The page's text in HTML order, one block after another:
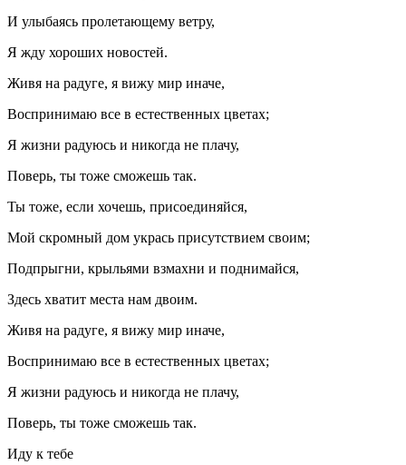
И улыбаясь пролетающему ветру,
Я жду хороших новостей.
Живя на радуге, я вижу мир иначе,
Воспринимаю все в естественных цветах;
Я жизни радуюсь и никогда не плачу,
Поверь, ты тоже сможешь так.
Ты тоже, если хочешь, присоединяйся,
Мой скромный дом укрась присутствием своим;
Подпрыгни, крыльями взмахни и поднимайся,
Здесь хватит места нам двоим.
Живя на радуге, я вижу мир иначе,
Воспринимаю все в естественных цветах;
Я жизни радуюсь и никогда не плачу,
Поверь, ты тоже сможешь так.
Иду к тебе